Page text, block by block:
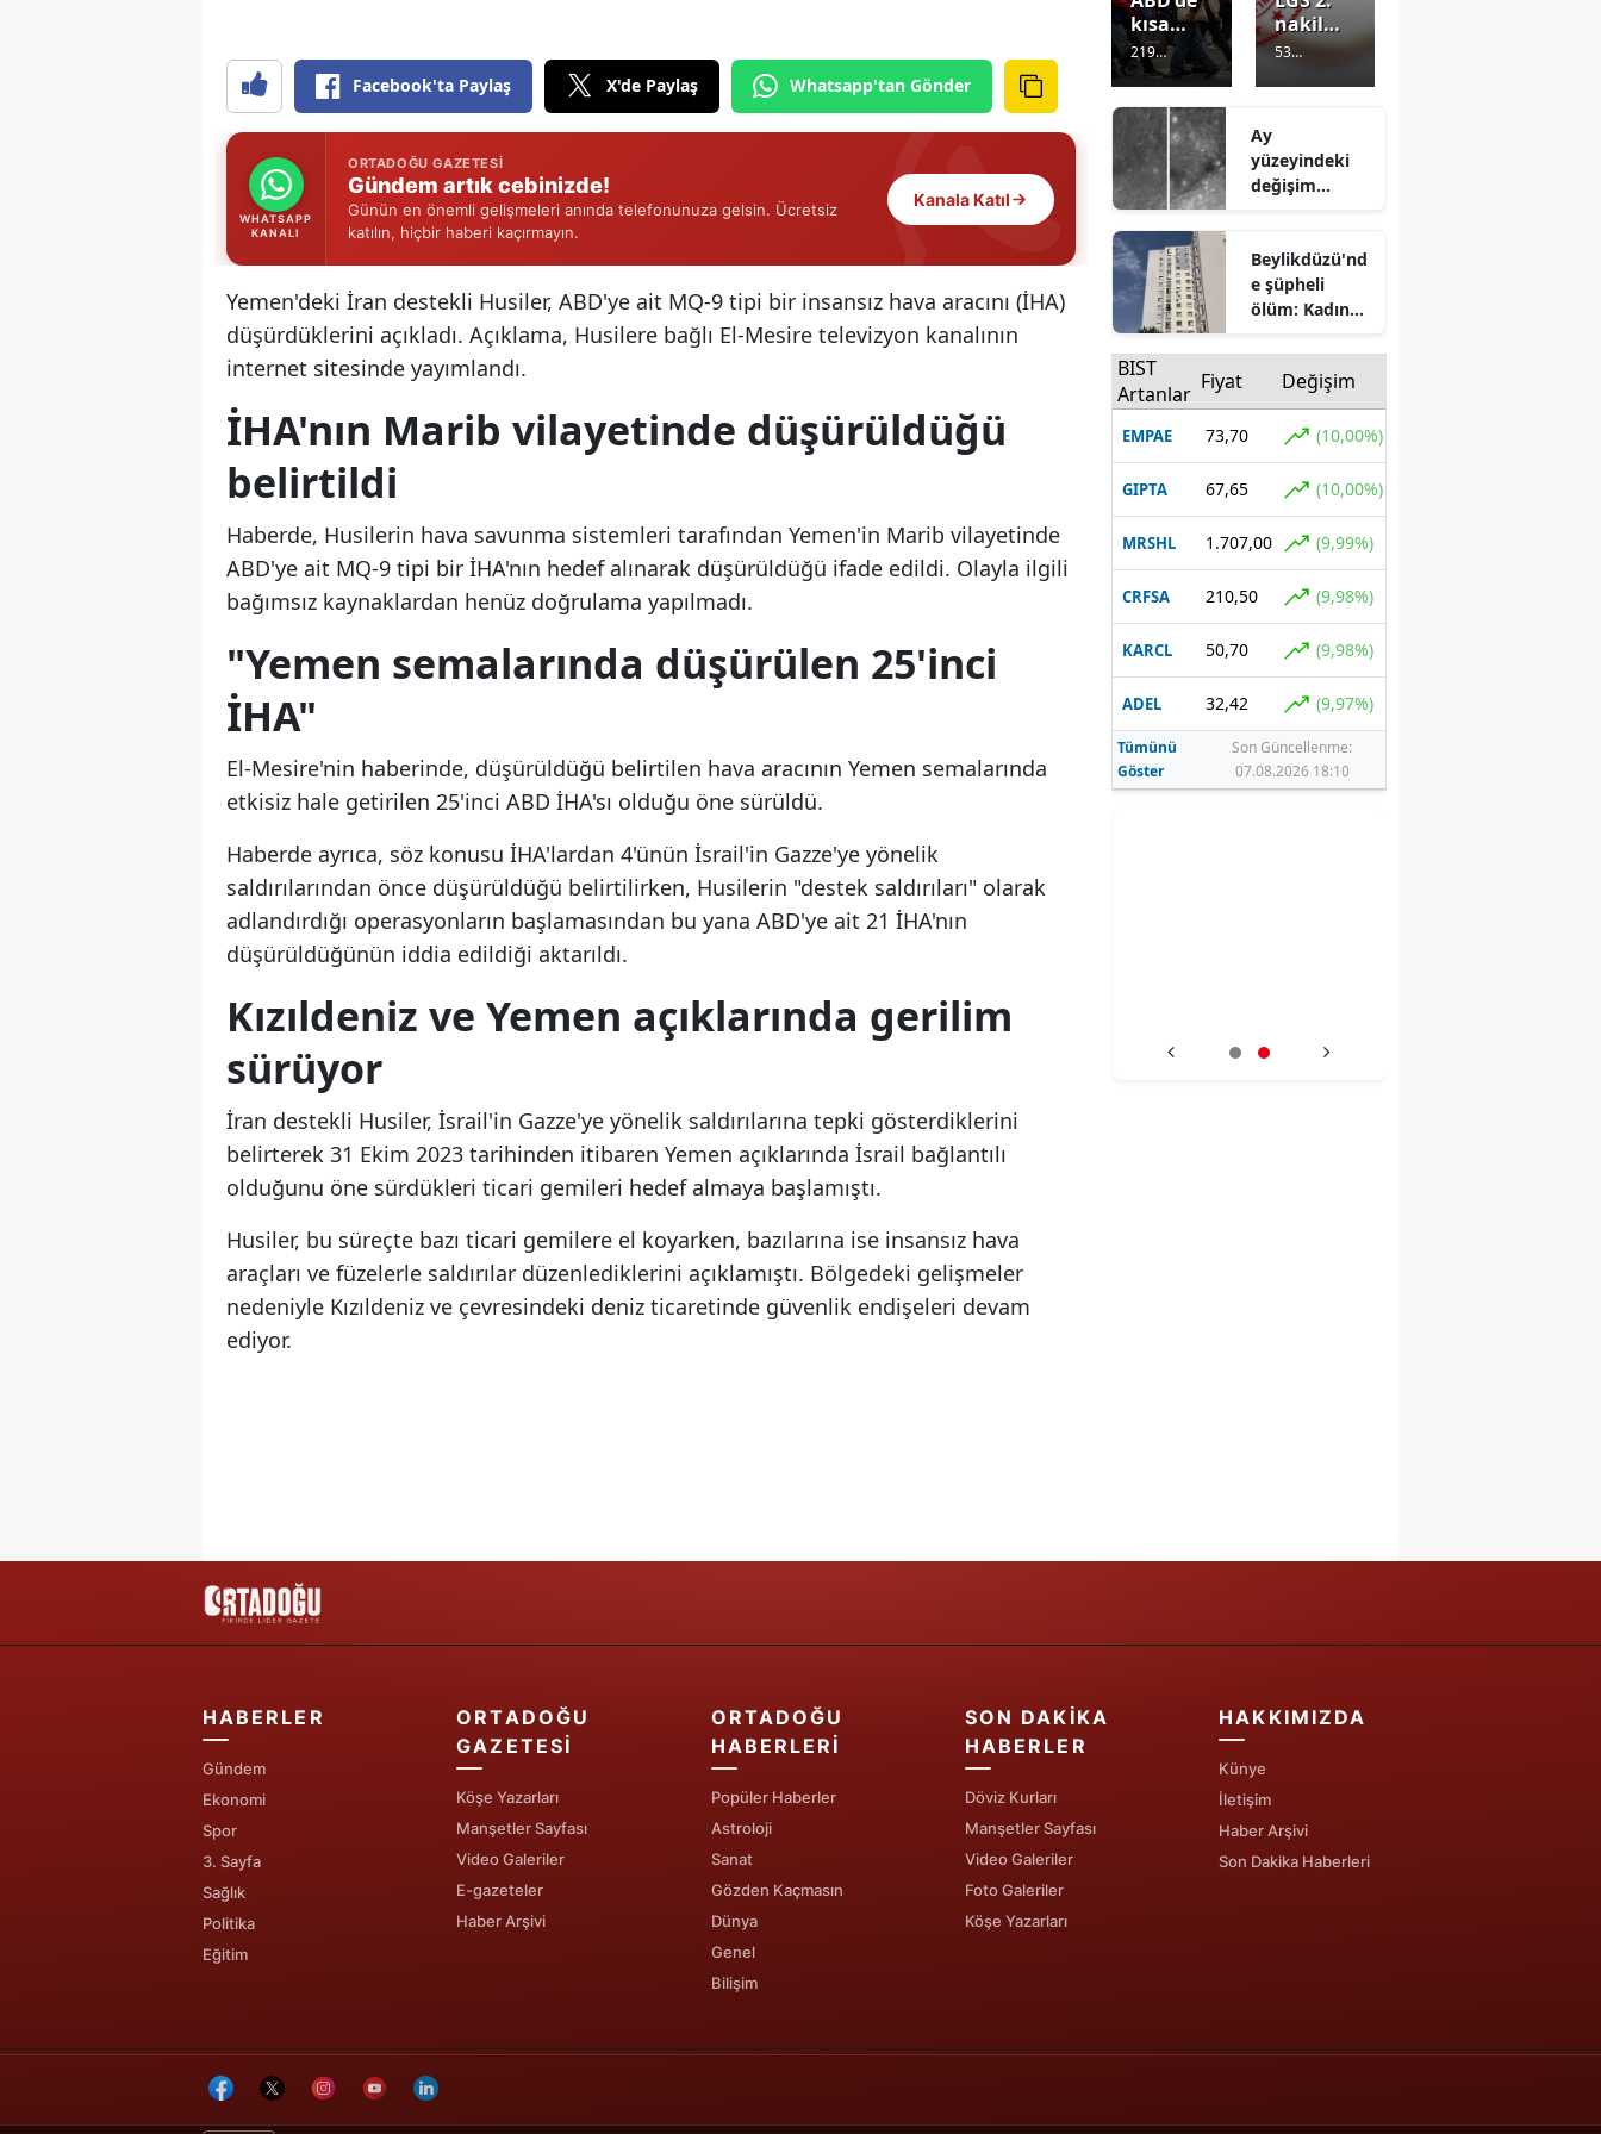
Elazığ
Erzincan
Eskişehir
Gaziantep
Giresun
Hakkari
Mersin
İstanbul
İzmir
Kastamonu
Kayseri
Kırklareli
Kırşehir
Konya
Manisa
Kahramanmaraş
Mardin
Muğla
Samsun
Tekirdağ
Trabzon
Tunceli
Van
Facebook'ta Paylaş X'de Paylaş Whatsapp'tan Gönder
WHATSAPP
KANALI
ORTADOĞU GAZETESI
Gündem artık cebinizde!
Günün en önemli gelişmeleri anında telefonunuza gelsin. Ücretsiz
katılın, hiçbir haberi kaçırmayın.
Kanala Katıl
Yemen'deki İran destekli Husiler, ABD'ye ait MQ-9 tipi bir insansız hava aracını (İHA)
düşürdüklerini açıkladı. Açıklama, Husilere bağlı El-Mesire televizyon kanalının
internet sitesinde yayımlandı.
İHA'nın Marib vilayetinde düşürüldüğü
belirtildi
Haberde, Husilerin hava savunma sistemleri tarafından Yemen'in Marib vilayetinde
ABD'ye ait MQ-9 tipi bir İHA'nın hedef alınarak düşürüldüğü ifade edildi. Olayla ilgili
bağımsız kaynaklardan henüz doğrulama yapılmadı.
"Yemen semalarında düşürülen 25'inci
İHA"
El-Mesire'nin haberinde, düşürüldüğü belirtilen hava aracının Yemen semalarında
etkisiz hale getirilen 25'inci ABD İHA'sı olduğu öne sürüldü.
Haberde ayrıca, söz konusu İHA'lardan 4'ünün İsrail'in Gazze'ye yönelik
saldırılarından önce düşürüldüğü belirtilirken, Husilerin "destek saldırıları" olarak
adlandırdığı operasyonların başlamasından bu yana ABD'ye ait 21 İHA'nın
düşürüldüğünün iddia edildiği aktarıldı.
Kızıldeniz ve Yemen açıklarında gerilim
sürüyor
İran destekli Husiler, İsrail'in Gazze'ye yönelik saldırılarına tepki gösterdiklerini
belirterek 31 Ekim 2023 tarihinden itibaren Yemen açıklarında İsrail bağlantılı
olduğunu öne sürdükleri ticari gemileri hedef almaya başlamıştı.
Husiler, bu süreçte bazı ticari gemilere el koyarken, bazılarına ise insansız hava
araçları ve füzelerle saldırılar düzenlediklerini açıklamıştı. Bölgedeki gelişmeler
nedeniyle Kızıldeniz ve çevresindeki deniz ticaretinde güvenlik endişeleri devam
ediyor.
kısa
vadeli
enflasyo
n
beklentis
i geriledi:
İşsizlik
beklentis
i yüzde
42,8
olarak
açıklandı
219
Görüntülenm
nakil
başvurul
zaman
sonuçlar
hangi
Takvimd
e kritik
tarihler
53
Ay
yüzeyindeki
değişim
inceleyecek
Beylikdüzü'nd
e şüpheli
ölüm: Kadın
bulundu
BIST
Artanlar Fiyat Değişim
EMPAE 73,70 (10,00%)
GIPTA 67,65 (10,00%)
MRSHL 1.707,00 (9,99%)
CRFSA 210,50 (9,98%)
KARCL 50,70 (9,98%)
ADEL 32,42 (9,97%)
Tümünü
Göster
Son Güncellenme:
07.08.2026 18:10
yasa açıklaması: "İlk adım
olabilir”
yasa açıklaması: "İlk adım
HABERLER
Gündem
Ekonomi
Spor
3. Sayfa
Sağlık
Politika
Eğitim
ORTADOĞU
GAZETESI
Köşe Yazarları
Manşetler Sayfası
Video Galeriler
E-gazeteler
Haber Arşivi
ORTADOĞU
HABERLERI
Popüler Haberler
Astroloji
Sanat
Gözden Kaçmasın
Dünya
Genel
Bilişim
SON DAKIKA
HABERLER
Döviz Kurları
Manşetler Sayfası
Video Galeriler
Foto Galeriler
Köşe Yazarları
HAKKIMIZDA
Künye
İletişim
Haber Arşivi
Son Dakika Haberleri